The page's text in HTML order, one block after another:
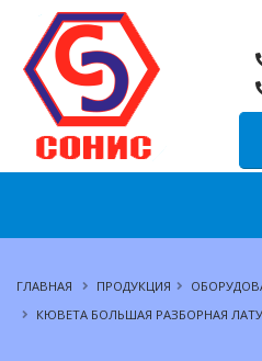
ГЛАВНАЯ ПРОДУКЦИЯ
КЮВЕТА БОЛЬШАЯ РАЗБОРНАЯ